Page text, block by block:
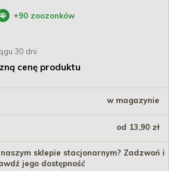
+90 zoozonków
30 dni
cenę produktu
w magazynie
od 13,90 zł
sklepie stacjonarnym? Zadzwoń i
jego dostępność